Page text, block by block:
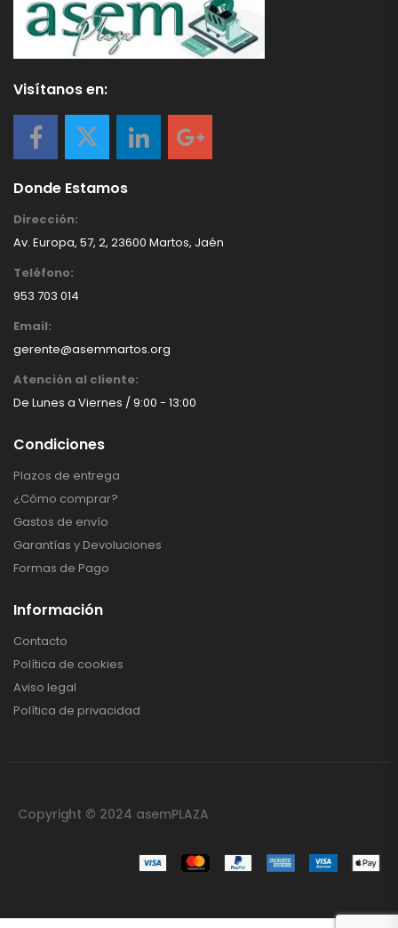
Visítanos en:
Donde Estamos
Teléfono:
953 703 014
Email:
gerente@asemmartos.org
Dirección:
Av. Europa, 57, 2, 23600 Martos, Jaén
Atención al cliente:
De Lunes a Viernes / 9:00 - 13:00
Condiciones
Plazos de entrega
¿Cómo comprar?
Gastos de envío
Garantías y Devoluciones
Formas de Pago
Información
Contacto
Política de cookies
Aviso legal
Política de privacidad
Copyright © 2024 asemPLAZA